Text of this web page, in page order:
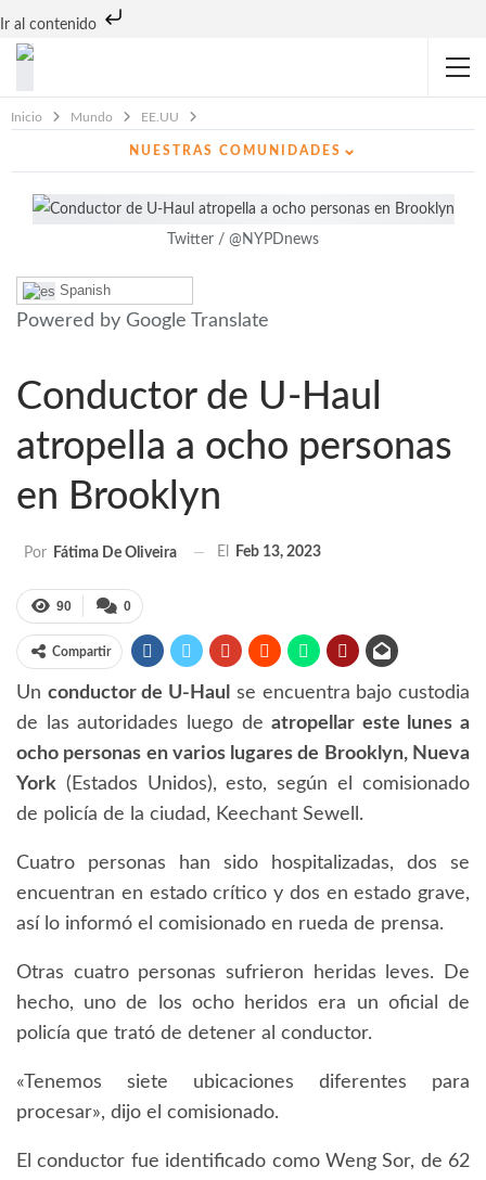
Ir al contenido
Inicio Mundo EE.UU
NUESTRAS COMUNIDADES ⌄
Twitter / @NYPDnews
Spanish
Powered by Google Translate
Conductor de U-Haul
atropella a ocho personas
en Brooklyn
Por Fátima De Oliveira El Feb 13, 2023
0
90
Compartir
Un conductor de U-Haul
se encuentra bajo custodia
de las autoridades luego deatropellar este lunes a
ocho personas en varios lugares de Brooklyn, Nueva
York (Estados Unidos), esto, según el comisionado
de policía de la ciudad, Keechant Sewell.
Cuatro personas han sido hospitalizadas, dos se
encuentran en estado crítico y dos en estado grave,
así lo informó el comisionado en rueda de prensa.
Otras cuatro personas sufrieron heridas leves. De
hecho, uno de los ocho heridos era un oficial de
policía que trató de detener al conductor.
«Tenemos siete ubicaciones diferentes para
procesar», dijo el comisionado.
El conductor fue identificado como Weng Sor, de 62